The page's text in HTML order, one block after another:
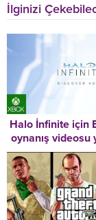
İlginizi
Halo İnfinite için
oynanış videosu